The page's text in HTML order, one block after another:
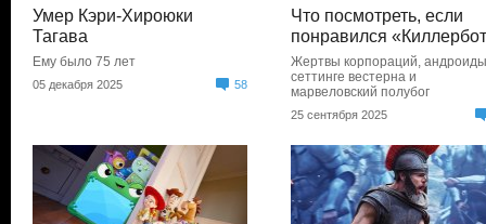
Умер Кэри-Хироюки
Тагава
Ему было 75 лет
05 декабря 2025 58
Что посмотреть, если
понравился
Жертвы корпораций,
сеттинге вестерна и
марвеловский полубог
25 сентября 2025